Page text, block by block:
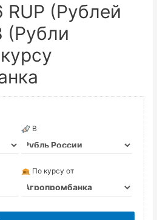
(Рублей
(Рубли
В
По курсу от